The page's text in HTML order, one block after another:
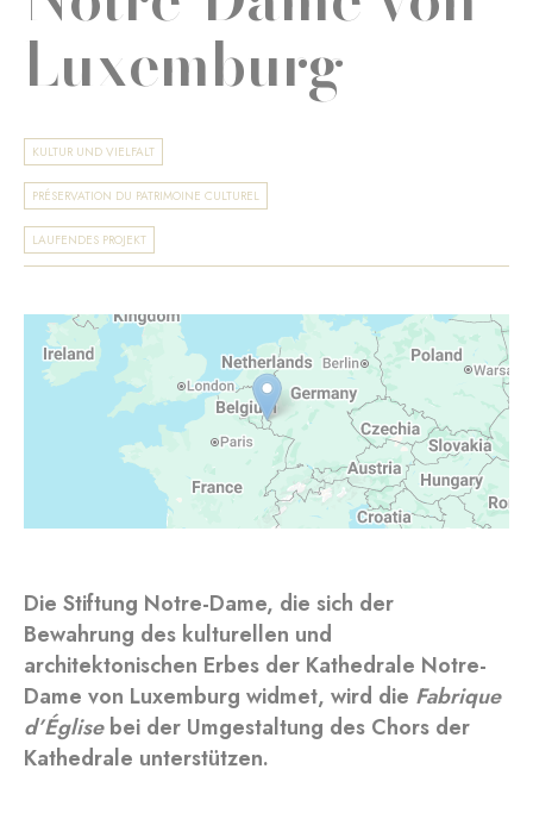
Luxemburg
KULTUR UND VIELFALT
PRÉSERVATION DU PATRIMOINE CULTUREL
LAUFENDES PROJEKT
Die Stiftung Notre-Dame, die sich der
Bewahrung des kulturellen und
architektonischen Erbes der Kathedrale Notre-
Dame von Luxemburg widmet, wird die Fabrique
d’Églisebei der Umgestaltung des Chors der
Kathedrale unterstützen.